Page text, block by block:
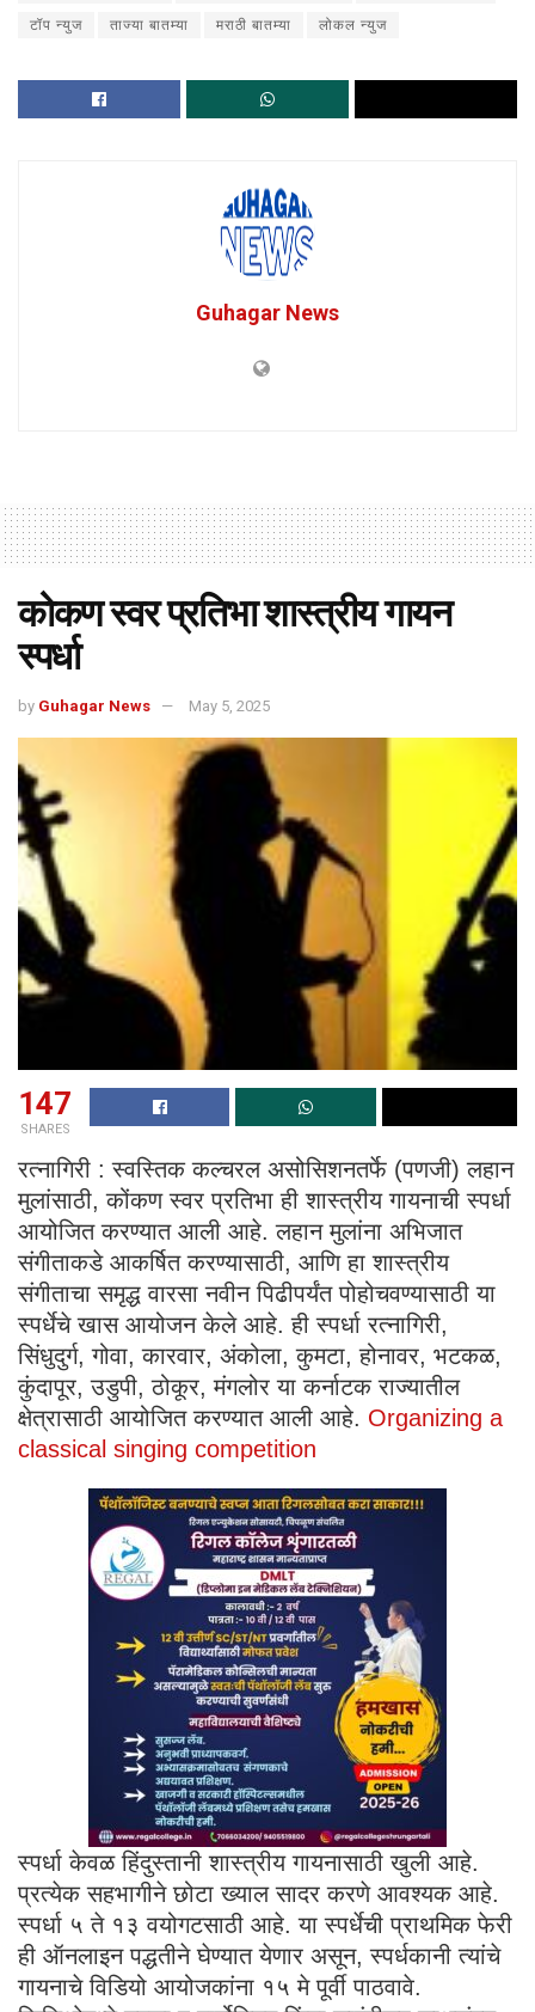
टॉप न्युज ताज्या बातम्या मराठी बातम्या लोकल न्युज
Guhagar News
कोकण स्वर प्रतिभा शास्त्रीय गायन
स्पर्धा
by Guhagar News May 5, 2025
147
SHARES
रत्नागिरी : स्वस्तिक कल्चरल असोसिशनतर्फे (पणजी) लहान
मुलांसाठी, कोंकण स्वर प्रतिभा ही शास्त्रीय गायनाची स्पर्धा
आयोजित करण्यात आली आहे. लहान मुलांना अभिजात
संगीताकडे आकर्षित करण्यासाठी, आणि हा शास्त्रीय
संगीताचा समृद्ध वारसा नवीन पिढीपर्यंत पोहोचवण्यासाठी या
स्पर्धेचे खास आयोजन केले आहे. ही स्पर्धा रत्नागिरी,
सिंधुदुर्ग, गोवा, कारवार, अंकोला, कुमटा, होनावर, भटकळ,
कुंदापूर, उडुपी, ठोकूर, मंगलोर या कर्नाटक राज्यातील
क्षेत्रासाठी आयोजित करण्यात आली आहे. Organizing a
classical singing competition
स्पर्धा केवळ हिंदुस्तानी शास्त्रीय गायनासाठी खुली आहे.
प्रत्येक सहभागीने छोटा ख्याल सादर करणे आवश्यक आहे.
स्पर्धा ५ ते १३ वयोगटसाठी आहे. या स्पर्धेची प्राथमिक फेरी
ही ऑनलाइन पद्धतीने घेण्यात येणार असून, स्पर्धकानी त्यांचे
गायनाचे विडियो आयोजकांना १५ मे पूर्वी पाठवावे.